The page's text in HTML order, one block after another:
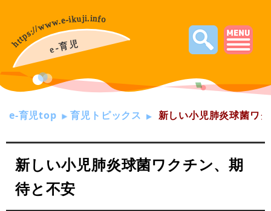
e-育児top 育児トピックス 新しい小児肺炎球菌ワ
新しい小児肺炎球菌ワクチン、期
待と不安